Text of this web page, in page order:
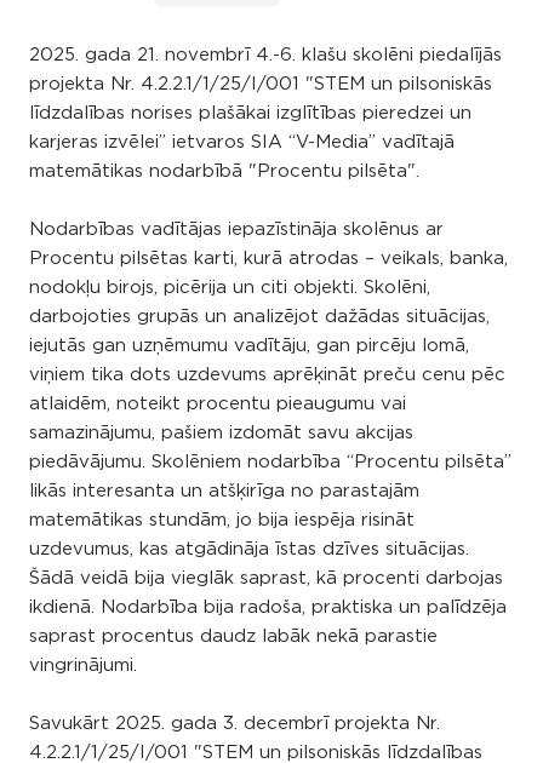
2025. gada 21. novembrī 4.-6. klašu skolēni piedalījās
projekta Nr. 4.2.2.1/1/25/I/001 "STEM un pilsoniskās
līdzdalības norises plašākai izglītības pieredzei un
karjeras izvēlei” ietvaros SIA “V-Media” vadītajā
matemātikas nodarbībā "Procentu pilsēta".
Nodarbības vadītājas iepazīstināja skolēnus ar
Procentu pilsētas karti, kurā atrodas – veikals, banka,
nodokļu birojs, picērija un citi objekti. Skolēni,
darbojoties grupās un analizējot dažādas situācijas,
iejutās gan uzņēmumu vadītāju, gan pircēju lomā,
viņiem tika dots uzdevums aprēķināt preču cenu pēc
atlaidēm, noteikt procentu pieaugumu vai
samazinājumu, pašiem izdomāt savu akcijas
piedāvājumu. Skolēniem nodarbība “Procentu pilsēta”
likās interesanta un atšķirīga no parastajām
matemātikas stundām, jo bija iespēja risināt
uzdevumus, kas atgādināja īstas dzīves situācijas.
Šādā veidā bija vieglāk saprast, kā procenti darbojas
ikdienā. Nodarbība bija radoša, praktiska un palīdzēja
saprast procentus daudz labāk nekā parastie
vingrinājumi.
Savukārt 2025. gada 3. decembrī projekta Nr.
4.2.2.1/1/25/I/001 "STEM un pilsoniskās līdzdalības